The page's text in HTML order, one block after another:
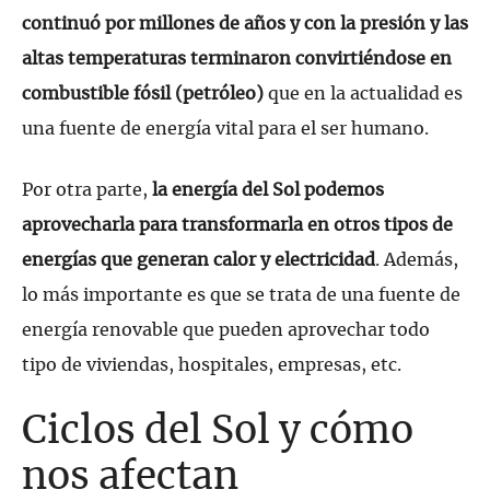
continuó por millones de años y con la presión y las
altas temperaturas terminaron convirtiéndose en
combustible fósil (petróleo) que en la actualidad es
una fuente de energía vital para el ser humano.
Por otra parte, la energía del Sol podemos
aprovecharla para transformarla en otros tipos de
energías que generan calor y electricidad. Además,
lo más importante es que se trata de una fuente de
energía renovable que pueden aprovechar todo
tipo de viviendas, hospitales, empresas, etc.
Ciclos del Sol y cómo
nos afectan